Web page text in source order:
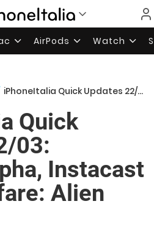
AirPods Watch
iPhoneItalia Quick Updates 22/03: WolframAlpha, Instacast e Star Warfare: Alien Invasion
Quick
03:
Instacast
Alien